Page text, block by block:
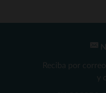
Reciba por
y